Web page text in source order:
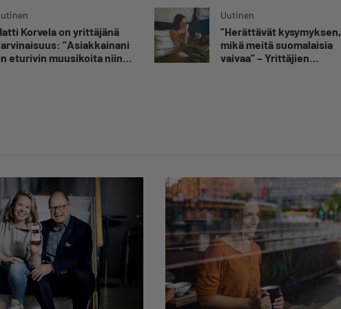
Korvela on yrittäjänä
”Asiakkainani
eturivin muusikoita niin
Uutinen
”Herättävät kysymyksen,
mikä meitä suomalaisia
vaivaa” – Yrittäjien